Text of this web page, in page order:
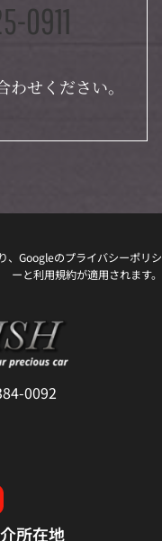
0911
せください。
、Googleのプライバシーポリシ
ーと利用規約が適用されます。
0092
所在地